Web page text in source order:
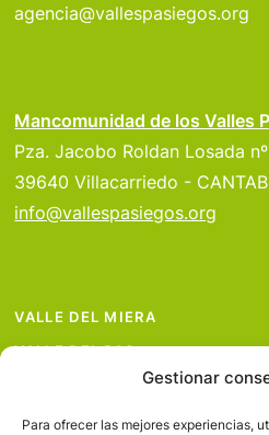
Gestionar
Para ofrecer las mejores experiencias,
agencia@vallespasiegos.org
Mancomunidad de los Valles
Pza. Jacobo Roldan Losada
39640 Villacarriedo -
info@vallespasiegos.org
VALLE DEL MIERA
VALLE DEL PAS
VALLE DEL PISUEÑA
PROYECTOS